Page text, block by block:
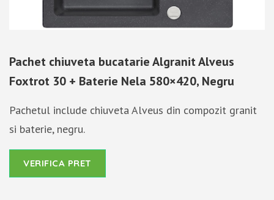
Pachet chiuveta bucatarie Algranit Alveus
Foxtrot 30 + Baterie Nela 580×420, Negru
Pachetul include chiuveta Alveus din compozit granit
si baterie, negru.
VERIFICA PRET